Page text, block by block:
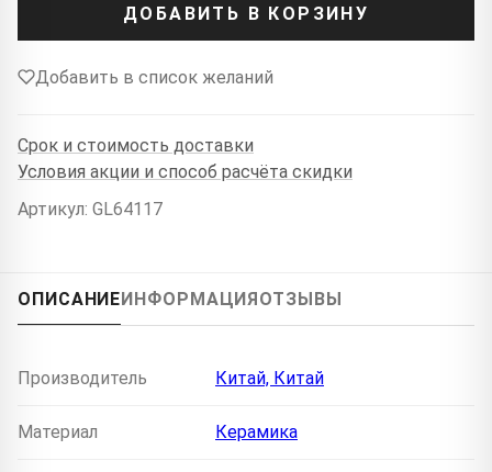
ДОБАВИТЬ В КОРЗИНУ
Добавить в список желаний
Срок и стоимость доставки
Условия акции и способ расчёта скидки
Артикул: GL64117
ОПИСАНИЕИНФОРМАЦИЯОТЗЫВЫ
Производитель Китай, Китай
Материал Керамика